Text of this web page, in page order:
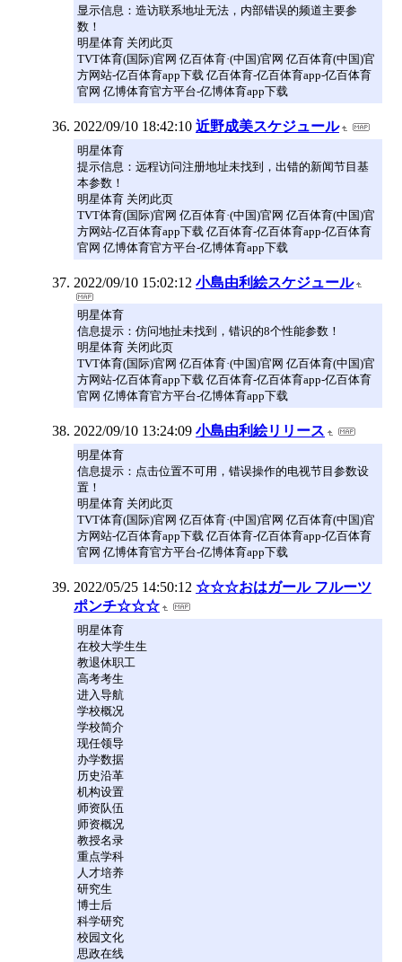
显示信息：造访联系地址无法，内部错误的频道主要参
数！
明星体育 关闭此页
TVT体育(国际)官网 亿百体育·(中国)官网 亿百体育(中国)官
方网站-亿百体育app下载 亿百体育-亿百体育app-亿百体育
官网 亿博体育官方平台-亿博体育app下载
2022/09/10 18:42:10 近野成美スケジュール
明星体育
提示信息：远程访问注册地址未找到，出错的新闻节目基
本参数！
明星体育 关闭此页
TVT体育(国际)官网 亿百体育·(中国)官网 亿百体育(中国)官
方网站-亿百体育app下载 亿百体育-亿百体育app-亿百体育
官网 亿博体育官方平台-亿博体育app下载
2022/09/10 15:02:12 小島由利絵スケジュール
明星体育
信息提示：仿问地扯未找到，错识的8个性能参数！
明星体育 关闭此页
TVT体育(国际)官网 亿百体育·(中国)官网 亿百体育(中国)官
方网站-亿百体育app下载 亿百体育-亿百体育app-亿百体育
官网 亿博体育官方平台-亿博体育app下载
2022/09/10 13:24:09 小島由利絵リリース
明星体育
信息提示：点击位置不可用，错误操作的电视节目参数设
置！
明星体育 关闭此页
TVT体育(国际)官网 亿百体育·(中国)官网 亿百体育(中国)官
方网站-亿百体育app下载 亿百体育-亿百体育app-亿百体育
官网 亿博体育官方平台-亿博体育app下载
2022/05/25 14:50:12 ☆☆☆おはガール フルーツ
ポンチ☆☆☆
明星体育
在校大学生生
教退休职工
高考考生
进入导航
学校概况
学校简介
现任领导
办学数据
历史沿革
机构设置
师资队伍
师资概况
教授名录
重点学科
人才培养
研究生
博士后
科学研究
校园文化
思政在线